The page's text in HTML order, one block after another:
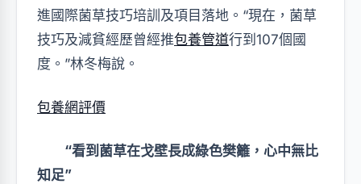
進國際菌草技巧培訓及項目落地。“現在，菌草
技巧及減貧經歷曾經推包養管道行到107個國
度。”林冬梅說。
包養網評價
“看到菌草在戈壁長成綠色樊籬，心中無比
知足”